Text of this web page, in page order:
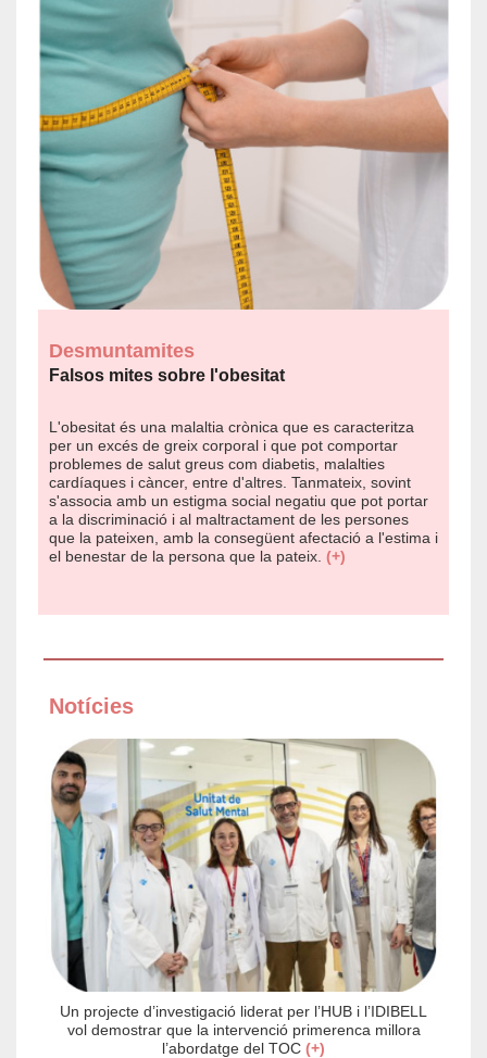
Desmuntamites
Falsos mites sobre l'obesitat
L'obesitat és una malaltia crònica que es caracteritza
per un excés de greix corporal i que pot comportar
problemes de salut greus com diabetis, malalties
cardíaques i càncer, entre d'altres. Tanmateix, sovint
s'associa amb un estigma social negatiu que pot portar
a la discriminació i al maltractament de les persones
que la pateixen, amb la consegüent afectació a l'estima i
el benestar de la persona que la pateix. (+)
Notícies
Un projecte d’investigació liderat per l’HUB i l’IDIBELL
vol demostrar que la intervenció primerenca millora
l’abordatge del TOC (+)